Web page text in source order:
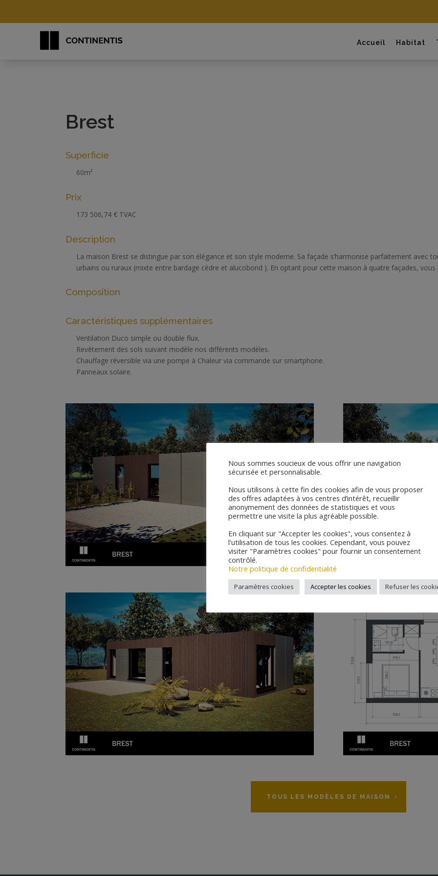
Accueil Habitat
Brest
Superficie
60m²
Prix
173 506,74 € TVAC
Description
La maison Brest se distingue par son élégance et son style moderne. Sa façade s’harmonise parfaitement avec
urbains ou ruraux (mixte entre bardage cèdre et alucobond ). En optant pour cette maison à quatre façades, vous
Composition
Caractéristiques supplémentaires
Ventilation Duco simple ou double flux.
Revêtement des sols suivant modèle nos différents modèles.
Chauffage réversible via une pompe à Chaleur via commande sur smartphone.
Panneaux solaire.
TOUS LES MODÈLES DE MAISON
Nous sommes soucieux de vous offrir une navigation
sécurisée et personnalisable.
Nous utilisons à cette fin des cookies afin de vous proposer
des offres adaptées à vos centres d’intérêt, recueillir
anonymement des données de statistiques et vous
permettre une visite la plus agréable possible.
En cliquant sur "Accepter les cookies", vous consentez à
l'utilisation de tous les cookies. Cependant, vous pouvez
visiter "Paramètres cookies" pour fournir un consentement
contrôlé.
Notre politique de confidentialité
Paramètres cookies Accepter les cookies Refuser les